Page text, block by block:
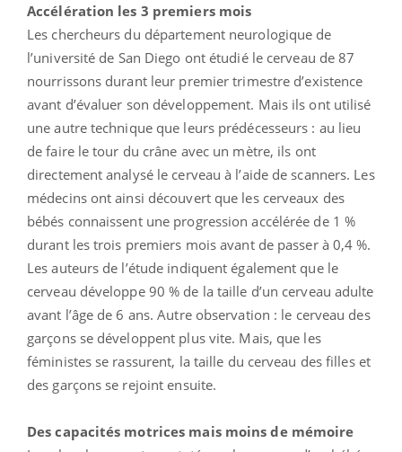
Accélération les 3 premiers mois
Les chercheurs du département neurologique de
l’université de San Diego ont étudié le cerveau de 87
nourrissons durant leur premier trimestre d’existence
avant d’évaluer son développement. Mais ils ont utilisé
une autre technique que leurs prédécesseurs : au lieu
de faire le tour du crâne avec un mètre, ils ont
directement analysé le cerveau à l’aide de scanners. Les
médecins ont ainsi découvert que les cerveaux des
bébés connaissent une progression accélérée de 1 %
durant les trois premiers mois avant de passer à 0,4 %.
Les auteurs de l’étude indiquent également que le
cerveau développe 90 % de la taille d’un cerveau adulte
avant l’âge de 6 ans. Autre observation : le cerveau des
garçons se développent plus vite. Mais, que les
féministes se rassurent, la taille du cerveau des filles et
des garçons se rejoint ensuite.
Des capacités motrices mais moins de mémoire